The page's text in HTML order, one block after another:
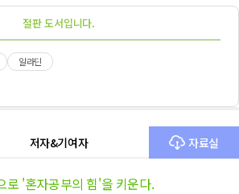
절판 도서입니다.
알라딘
저자&기여자 자료실
로 '혼자공부의 힘'을 키운다.